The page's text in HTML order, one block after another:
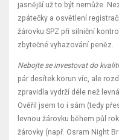
jasnější už to být nemůže.
zpátečky a osvětlení
žárovku SPZ při silniční
zbytečné vyhazování peněz.
Nebojte se investovat do
pár desítek korun víc, ale
zpravidla vydrží déle než
Ověřil jsem to i sám (tedy
levnou žárovku během půl
žárovky (např. Osram Night